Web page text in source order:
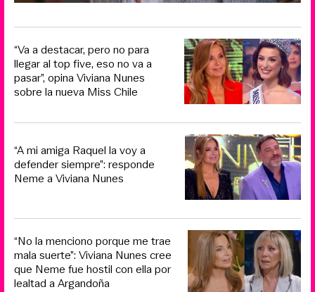
“Va a destacar, pero no para
llegar al top five, eso no va a
pasar”, opina Viviana Nunes
sobre la nueva Miss Chile
“A mi amiga Raquel la voy a
defender siempre”: responde
Neme a Viviana Nunes
“No la menciono porque me trae
mala suerte”: Viviana Nunes cree
que Neme fue hostil con ella por
lealtad a Argandoña